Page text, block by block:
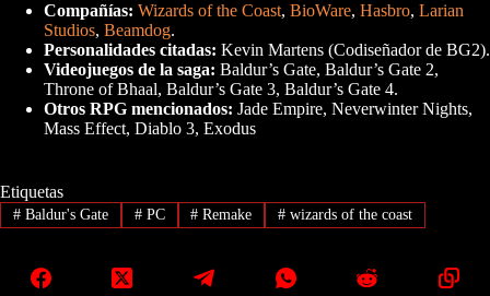
Compañías: Wizards of the Coast, BioWare, Hasbro, Larian
Studios, Beamdog.
Personalidades citadas: Kevin Martens (Codiseñador de BG2).
Videojuegos de la saga: Baldur’s Gate, Baldur’s Gate 2,
Throne of Bhaal, Baldur’s Gate 3, Baldur’s Gate 4.
Otros RPG mencionados: Jade Empire, Neverwinter Nights,
Mass Effect, Diablo 3, Exodus
Etiquetas
#Baldur's Gate #PC # Remake # wizards of the coast